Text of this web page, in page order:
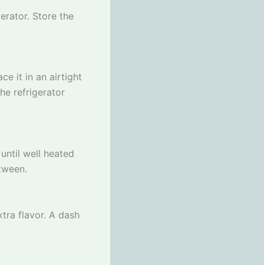
Store the
it in an airtight
refrigerator
well heated
flavor. A dash